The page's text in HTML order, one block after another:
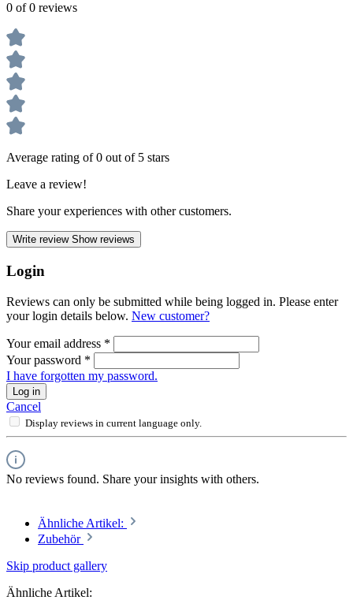
0 of 0 reviews
Average rating of 0 out of 5 stars
Leave a review!
Share your experiences with other customers.
Write review Show reviews
Login
Reviews can only be submitted while being logged in. Please enter
your login details below. New customer?
Your email address *
Your password *
I have forgotten my password.
Log in
Cancel
Display reviews in current language only.
No reviews found. Share your insights with others.
Ähnliche Artikel:
Zubehör
Skip product gallery
Ähnliche Artikel: